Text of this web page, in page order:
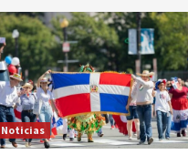
Noticias